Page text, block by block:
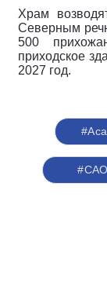
Храм
Северным
500
приходское
2027 год.
#САО